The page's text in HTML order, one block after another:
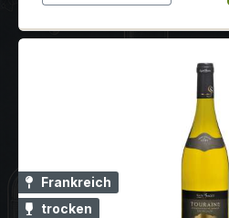
Frankreich
trocken